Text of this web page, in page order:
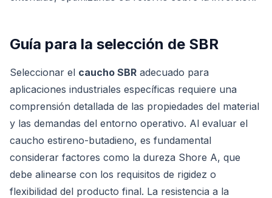
Guía para la selección de SBR
Seleccionar el caucho SBR adecuado para
aplicaciones industriales específicas requiere una
comprensión detallada de las propiedades del material
y las demandas del entorno operativo. Al evaluar el
caucho estireno-butadieno, es fundamental
considerar factores como la dureza Shore A, que
debe alinearse con los requisitos de rigidez o
flexibilidad del producto final. La resistencia a la